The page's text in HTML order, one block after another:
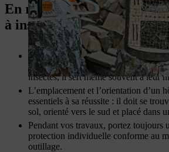
En résumé : comment
à insectes
Un hôtel à insectes est un lieu de
reproduction idéal pour les abeilles et
insectes, il sert même souvent à leur
L’emplacement et l’orientation d’un
essentiels à sa réussite : il doit se
sol, orienté vers le sud et placé dans
Pendant vos travaux, portez toujours
protection individuelle conforme au
outillage.